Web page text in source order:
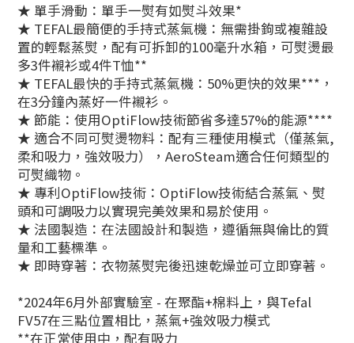
★ 單手滑動：單手一熨有如熨斗效果*
★ TEFAL最簡便的手持式蒸氣機：無需掛鉤或複雜設
置的輕鬆蒸熨，配有可拆卸的100毫升水箱，可熨燙最
多3件襯衫或4件T恤**
★ TEFAL最快的手持式蒸氣機：50%更快的效果***，
在3分鐘內蒸好一件襯衫。
★ 節能：使用OptiFlow技術節省多達57%的能源****
★ 適合不同可熨燙物料：配有三種使用模式（僅蒸氣,
柔和吸力，強效吸力），AeroSteam適合任何類型的
可熨織物。
★ 專利OptiFlow技術：OptiFlow技術結合蒸氣、熨
頭和可調吸力以實現完美效果和易於使用。
★ 法國製造：在法國設計和製造，遵循無與倫比的質
量和工藝標準。
★ 即時穿著：衣物蒸熨完後迅速乾燥並可立即穿著。
*2024年6月外部實驗室 - 在聚酯+棉料上，與Tefal
FV57在三點位置相比，蒸氣+強效吸力模式
**在正常使用中，配有吸力